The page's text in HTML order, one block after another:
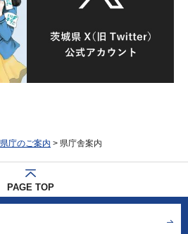
県庁のご案内 > 県庁舎案内
PAGE TOP